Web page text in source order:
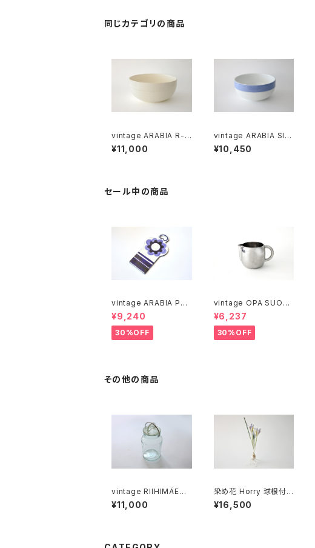
同じカテゴリの商品
vintage ARABIA R-m
odel bowl / オールド
アラビア ボウル アイボ
¥11,000
vintage ARABIA SINI
VALKO R-model bo
wl / オールドアラビア
¥10,450
セール中の商品
vintage ARABIA PAJ
U cutting boad / ヴィ
ンテージ アラビア パユ
カッティングボード
¥9,240
30%OFF
vintage OPA SUOMI
stainless milk pitch
er M / ヴィンテージ オ
ーパ スオミ ステンレス
ミルクピッチャー M
¥6,237
30%OFF
その他の商品
vintage RIIHIMÄEN
LASI SCALA glass ja
r 3/4L / ヴィンテージ
¥11,000
染め花 Horry 球根付き
ミニアイリス (2輪)
¥16,500